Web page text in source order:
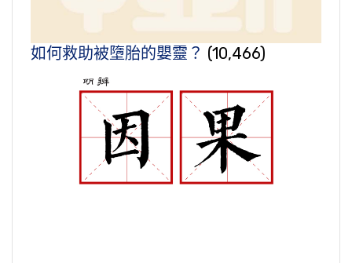
如何救助被墮胎的嬰靈？ (10,466)